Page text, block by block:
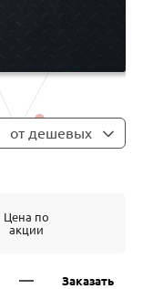
от дешевых
Цена по
акции
— Заказать